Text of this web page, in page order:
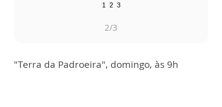
1 2 3
2/3
"Terra da Padroeira", domingo, às 9h